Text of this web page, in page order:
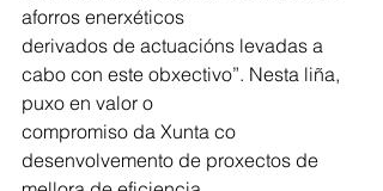
aforros enerxéticos
derivados de actuacións levadas a
cabo con este obxectivo”. Nesta liña,
puxo en valor o
compromiso da Xunta co
desenvolvemento de proxectos de